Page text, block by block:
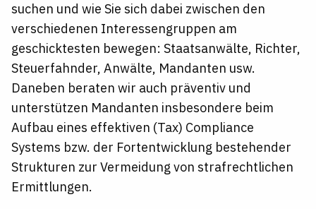
suchen und wie Sie sich dabei zwischen den
verschiedenen Interessengruppen am
geschicktesten bewegen: Staatsanwälte, Richter,
Steuerfahnder, Anwälte, Mandanten usw.
Daneben beraten wir auch präventiv und
unterstützen Mandanten insbesondere beim
Aufbau eines effektiven (Tax) Compliance
Systems bzw. der Fortentwicklung bestehender
Strukturen zur Vermeidung von strafrechtlichen
Ermittlungen.